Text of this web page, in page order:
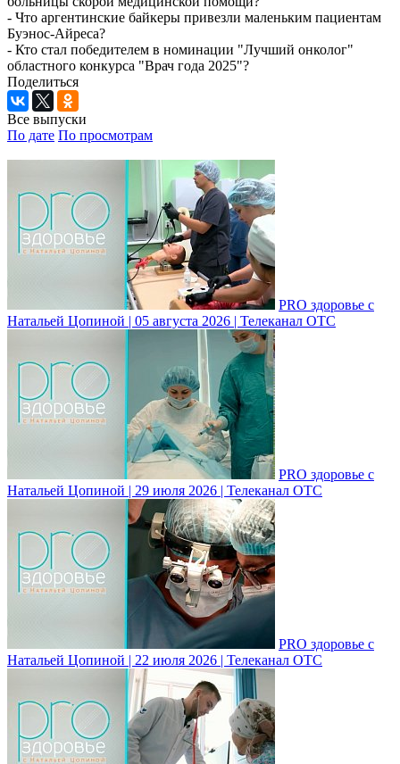
- Что аргентинские байкеры привезли маленьким пациентам
Буэнос-Айреса?
- Кто стал победителем в номинации "Лучший онколог"
областного конкурса "Врач года 2025"?
Поделиться
Все выпуски
По дате По просмотрам
PRO здоровье с
Натальей Цопиной | 05 августа 2026 | Телеканал ОТС
PRO здоровье с
Натальей Цопиной | 29 июля 2026 | Телеканал ОТС
PRO здоровье с
Натальей Цопиной | 22 июля 2026 | Телеканал ОТС